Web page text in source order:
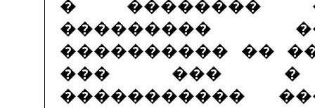
� ��������
���������
���������� ��
��� ��� �
�����������